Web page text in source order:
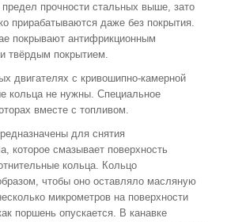
предел прочности стальных выше, зато
прирабатываются даже без покрытия.
покрывают антифрикционным
твёрдым покрытием.
двигателях с кривошипно-камерной
кольца не нужны. Специальное
вместе с топливом.
для снятия
которое смазывает поверхность
кольца. Кольцо
чтобы оно оставляло масляную
микрометров на поверхности
поршень опускается. В канавке